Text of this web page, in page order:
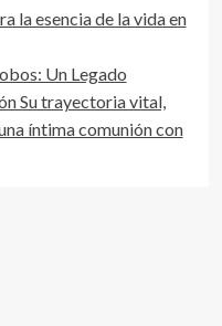
la esencia de la vida en
Un Legado
Su trayectoria vital,
íntima comunión con